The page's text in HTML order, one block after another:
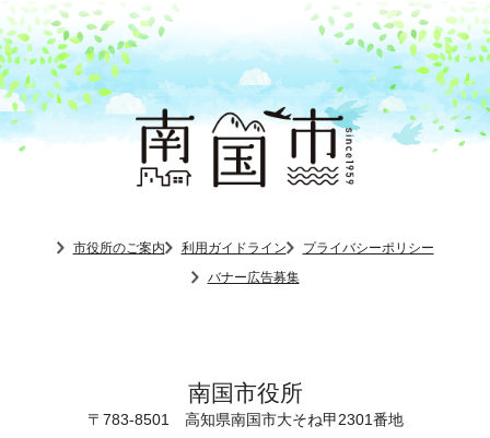
市役所のご案内 利用ガイドライン
プライバシーポリシー
バナー広告募集
南国市役所
〒783-8501 高知県南国市大そね甲2301番地